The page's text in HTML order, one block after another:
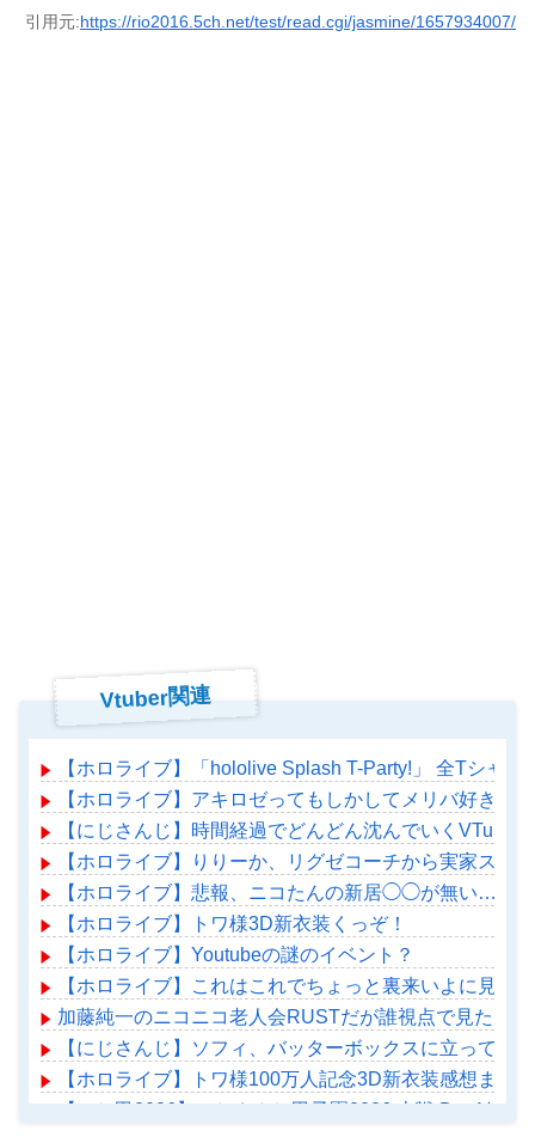
引用元:https://rio2016.5ch.net/test/read.cgi/jasmine/1657934007/
Vtuber関連
【ホロライブ】「hololive Splash T-Party!」 全Tシャツ
【ホロライブ】アキロゼってもしかしてメリバ好きか？
【にじさんじ】時間経過でどんどん沈んでいくVTuber
【ホロライブ】りりーか、リグゼコーチから実家ス
【ホロライブ】悲報、ニコたんの新居◯◯が無い…
【ホロライブ】トワ様3D新衣装くっぞ！
【ホロライブ】Youtubeの謎のイベント？
【ホロライブ】これはこれでちょっと裏来いよに見える
加藤純一のニコニコ老人会RUSTだが誰視点で見たい？
【にじさんじ】ソフィ、バッターボックスに立ってみ
【ホロライブ】トワ様100万人記念3D新衣装感想まとめ
【にじ甲2026】にじさんじ甲子園2026 本戦 Day1終了